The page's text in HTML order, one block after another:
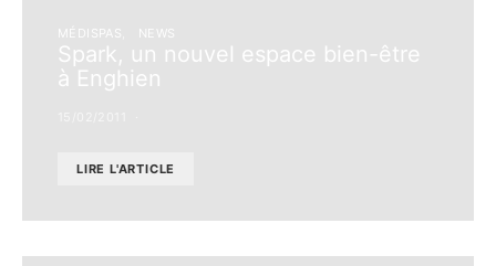
MÉDISPAS NEWS
Spark, un nouvel espace bien-être
à Enghien
LIRE L'ARTICLE